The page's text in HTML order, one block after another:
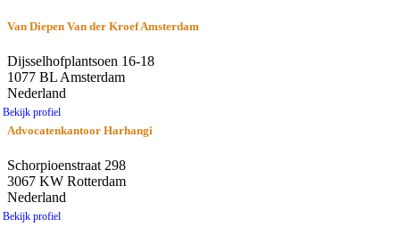
Van Diepen Van der Kroef Amsterdam
Dijsselhofplantsoen 16-18
1077 BL Amsterdam
Nederland
Bekijk profiel
Advocatenkantoor Harhangi
Schorpioenstraat 298
3067 KW Rotterdam
Nederland
Bekijk profiel